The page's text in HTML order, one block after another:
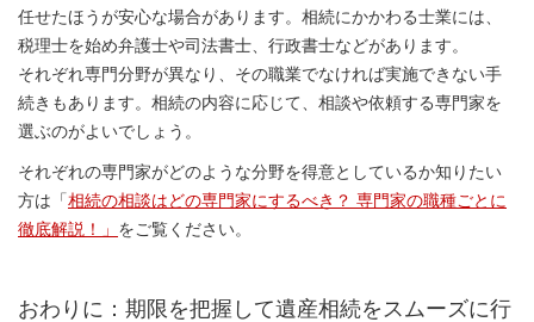
任せたほうが安心な場合があります。相続にかかわる士業には、
税理士を始め弁護士や司法書士、行政書士などがあります。
それぞれ専門分野が異なり、その職業でなければ実施できない手
続きもあります。相続の内容に応じて、相談や依頼する専門家を
選ぶのがよいでしょう。
それぞれの専門家がどのような分野を得意としているか知りたい
方は「相続の相談はどの専門家にするべき？ 専門家の職種ごとに
徹底解説！」 をご覧ください。
おわりに：期限を把握して遺産相続をスムーズに行